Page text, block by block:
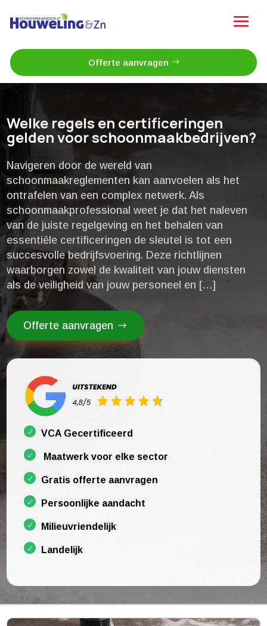
Offerte aanvragen
Welke regels en certificeringen
gelden voor schoonmaakbedrijven?
Navigeren door de wereld van
schoonmaakreglementen kan aanvoelen als het
ontrafelen van een complex netwerk.​ Als
schoonmaakprofessional weet je dat het naleven
van de juiste regelgeving en het behalen van
essentiële certificeringen de sleutel is tot een
succesvolle bedrijfsvoering.​ Deze richtlijnen
waarborgen zowel de kwaliteit van jouw diensten
als de veiligheid van jouw personeel en […]
Offerte aanvragen
VCA Gecertificeerd
Maatwerk voor elke sector
Gratis offerte aanvragen
Persoonlijke aandacht
Milieuvriendelijk
Landelijk